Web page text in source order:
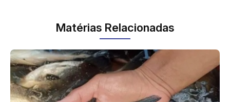
Matérias Relacionadas